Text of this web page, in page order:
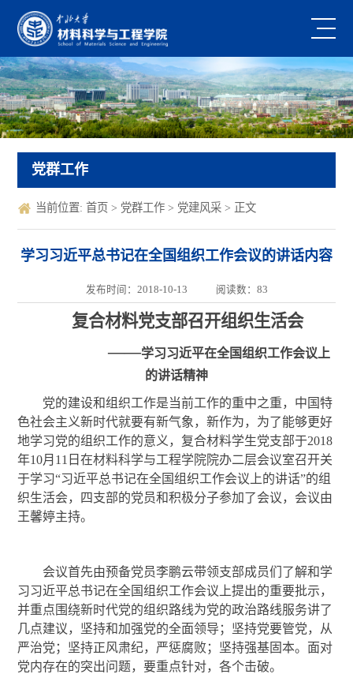
党群工作
当前位置: 首页 > 党群工作 > 党建风采 > 正文
学习习近平总书记在全国组织工作会议的讲话内容
发布时间：2018-10-13 阅读数： 83
复合材料党支部召开组织生活会
——学习习近平在全国组织工作会议上
的讲话精神
党的建设和组织工作是当前工作的重中之重，中国特
色社会主义新时代就要有新气象，新作为，为了能够更好
地学习党的组织工作的意义，复合材料学生党支部于2018
年10月 11 日在材料科学与工程学院院办二层会议室召开关
于学习“习近平总书记在全国组织工作会议上的讲话”的组
织生活会，四支部的党员和积极分子参加了会议，会议由
王馨婷主持。
会议首先由预备党员李鹏云带领支部成员们了解和学
习习近平总书记在全国组织工作会议上提出的重要批示，
并重点围绕新时代党的组织路线为党的政治路线服务讲了
几点建议，坚持和加强党的全面领导；坚持党要管党，从
严治党；坚持正风肃纪，严惩腐败；坚持强基固本。面对
党内存在的突出问题，要重点针对，各个击破。